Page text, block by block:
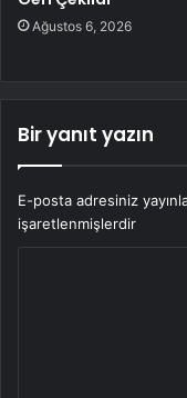
Ağustos 6, 2026
Bir yanıt yazın
E-posta adresiniz
işaretlenmişlerdir